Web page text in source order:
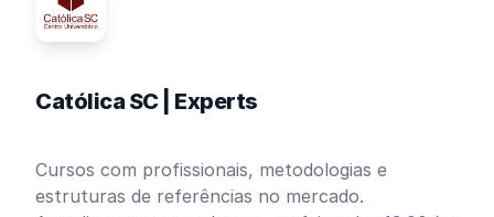
Católica SC | Experts
Cursos com profissionais, metodologias e
estruturas de referências no mercado.